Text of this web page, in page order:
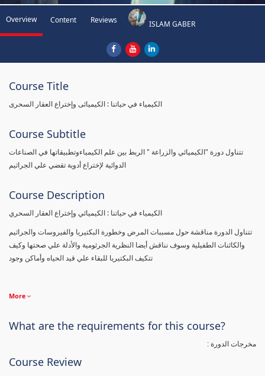
Overview Content Reviews ISLAM GABER
Course Title
الكيمياء في حياتنا : الكيميائى وإختراع العقار السحرى
Course Subtitle
تتناول دورة "الكيميائي والزراعة " الربط بين علم الكيمياءوتطبيقاتها في الصناعات
الدوائية لإختراع أدوية تقضي علي الجراثيم
Course Description
الكيمياء في حياتنا : الكيميائي وإختراع العقار السحري
تتناول الدورة مناقشة حول مسببات المرض وخطورة البكتيريا والفيروسات والجراثيم
والكائنات الطفيلية وسوف نناقش أيضا النظرية الجرثومية والأدلة علي صحتها وكيف
تتكيف البكتيريا للبقاء علي قيد الحياه وأماكن وجود
More
What are the requirements for this course?
مخرجات الدورة :
Course Review